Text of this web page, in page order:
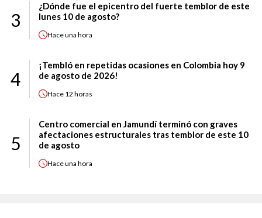
3
¿Dónde fue el epicentro del fuerte temblor de este
lunes 10 de agosto?
Haceuna hora
4
¡Tembló en repetidas ocasiones en Colombia hoy 9
de agosto de 2026!
Hace 12 horas
5
Centro comercial en Jamundí terminó con graves
afectaciones estructurales tras temblor de este 10
de agosto
Haceuna hora